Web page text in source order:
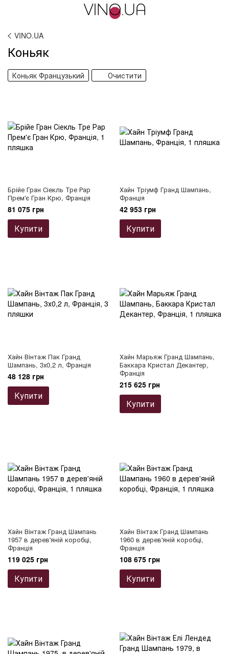
VINO.UA
Коньяк
Коньяк Французький Очистити
Брійе Гран Сіекль Тре Рар
Прем'є Гран Крю, Франція
81 075 грн
Купити
Хайн Тріумф Гранд Шампань,
Франція
42 953 грн
Купити
Хайн Вінтаж Пак Гранд
Шампань, 3х0,2 л, Франція
48 128 грн
Купити
Хайн Марьяж Гранд Шампань,
Баккара Кристал Декантер,
Франція
215 625 грн
Купити
Хайн Вінтаж Гранд Шампань
1957 в дерев'яній коробці,
Франція
119 025 грн
Купити
Хайн Вінтаж Гранд Шампань
1960 в дерев'яній коробці,
Франція
108 675 грн
Купити